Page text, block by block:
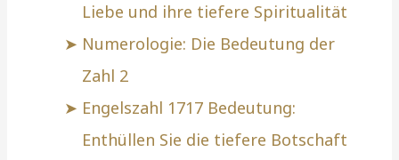
Liebe und ihre tiefere Spiritualität
Numerologie: Die Bedeutung der
Zahl 2
Engelszahl 1717 Bedeutung:
Enthüllen Sie die tiefere Botschaft